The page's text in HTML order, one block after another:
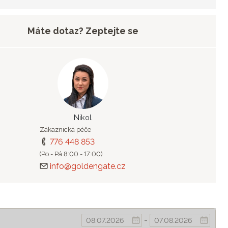
Máte dotaz? Zeptejte se
Nikol
Zákaznická péče
776 448 853
(Po - Pá 8:00 - 17:00)
info@goldengate.cz
-